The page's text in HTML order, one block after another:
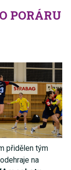
PORÁRU
přidělen tým
na